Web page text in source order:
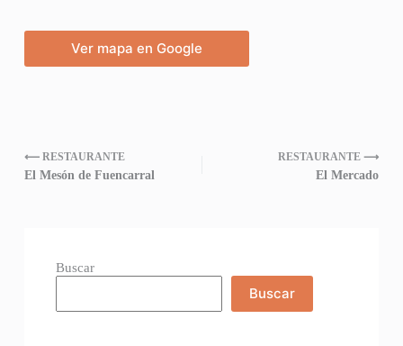
Ver mapa en Google
⟵ RESTAURANTE
El Mesón de Fuencarral
RESTAURANTE ⟶
El Mercado
Buscar
Buscar